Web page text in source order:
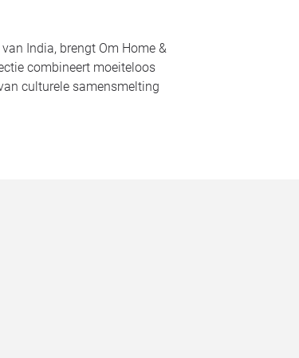
India, brengt Om Home &
combineert moeiteloos
culturele samensmelting